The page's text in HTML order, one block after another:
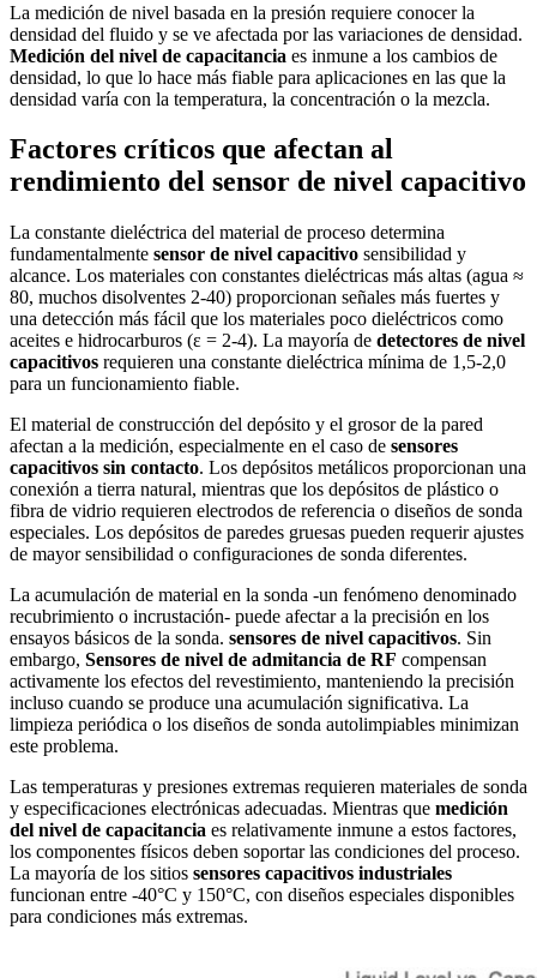
La medición de nivel basada en la presión requiere conocer la
densidad del fluido y se ve afectada por las variaciones de densidad.
Medición del nivel de capacitancia es inmune a los cambios de
densidad, lo que lo hace más fiable para aplicaciones en las que la
densidad varía con la temperatura, la concentración o la mezcla.
Factores críticos que afectan al
rendimiento del sensor de nivel capacitivo
La constante dieléctrica del material de proceso determina
fundamentalmente sensor de nivel capacitivo sensibilidad y
alcance. Los materiales con constantes dieléctricas más altas (agua ≈
80, muchos disolventes 2-40) proporcionan señales más fuertes y
una detección más fácil que los materiales poco dieléctricos como
aceites e hidrocarburos (ε = 2-4). La mayoría de detectores de nivel
capacitivos requieren una constante dieléctrica mínima de 1,5-2,0
para un funcionamiento fiable.
El material de construcción del depósito y el grosor de la pared
afectan a la medición, especialmente en el caso de sensores
capacitivos sin contacto. Los depósitos metálicos proporcionan una
conexión a tierra natural, mientras que los depósitos de plástico o
fibra de vidrio requieren electrodos de referencia o diseños de sonda
especiales. Los depósitos de paredes gruesas pueden requerir ajustes
de mayor sensibilidad o configuraciones de sonda diferentes.
La acumulación de material en la sonda -un fenómeno denominado
recubrimiento o incrustación- puede afectar a la precisión en los
ensayos básicos de la sonda. sensores de nivel capacitivos. Sin
embargo, Sensores de nivel de admitancia de RF compensan
activamente los efectos del revestimiento, manteniendo la precisión
incluso cuando se produce una acumulación significativa. La
limpieza periódica o los diseños de sonda autolimpiables minimizan
este problema.
Las temperaturas y presiones extremas requieren materiales de sonda
y especificaciones electrónicas adecuadas. Mientras que medición
del nivel de capacitancia es relativamente inmune a estos factores,
los componentes físicos deben soportar las condiciones del proceso.
La mayoría de los sitios sensores capacitivos industriales
funcionan entre -40°C y 150°C, con diseños especiales disponibles
para condiciones más extremas.